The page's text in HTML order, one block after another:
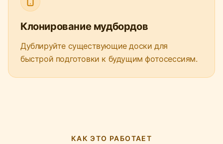
Клонирование мудбордов
Дублируйте существующие доски для
быстрой подготовки к будущим фотосессиям.
КАК ЭТО РАБОТАЕТ